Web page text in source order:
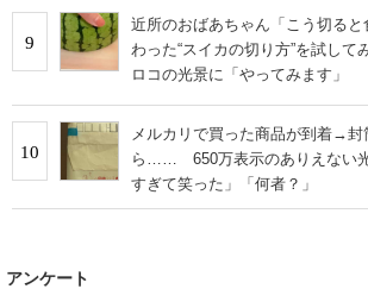
9
近所のおばあちゃん「こう切る
わった“スイカの切り方”を試し
ロコの光景に「やってみます」
10
メルカリで買った商品が到着→封
ら…… 650万表示のありえない
すぎて笑った」「何者？」
アンケート